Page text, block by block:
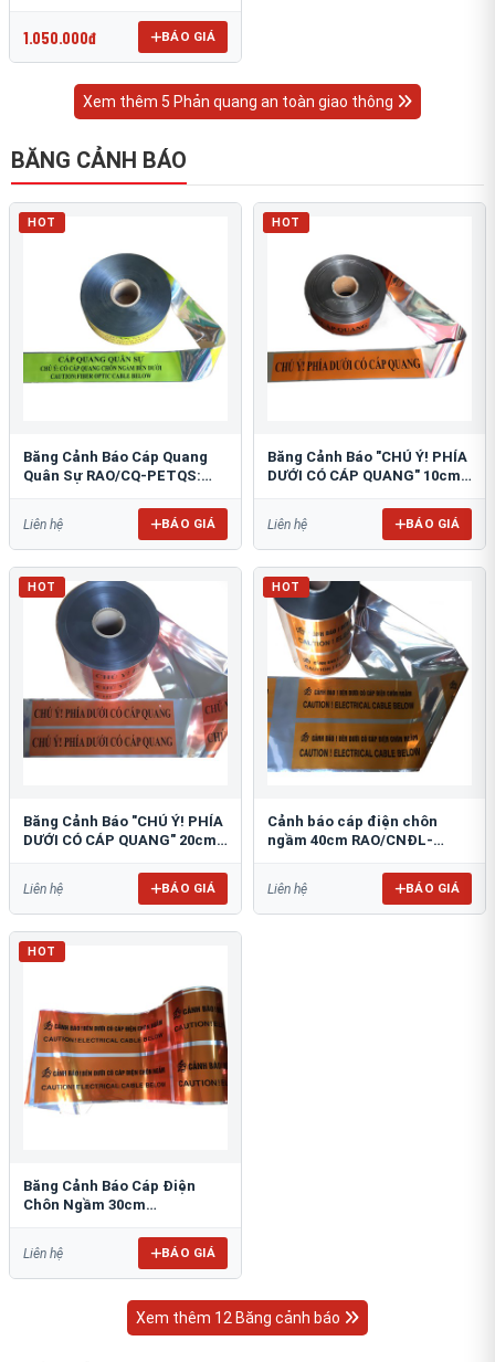
1.050.000đ BÁO GIÁ
Xem thêm 5 Phản quang an toàn giao thông
BĂNG CẢNH BÁO
HOT
Băng Cảnh Báo Cáp Quang
Quân Sự RAO/CQ-PETQS:
Liên hệ BÁO GIÁ
HOT
Băng Cảnh Báo "CHÚ Ý! PHÍA
DƯỚI CÓ CÁP QUANG" 10cm:
Liên hệ BÁO GIÁ
HOT
Băng Cảnh Báo "CHÚ Ý! PHÍA
DƯỚI CÓ CÁP QUANG" 20cm
Liên hệ BÁO GIÁ
HOT
Cảnh báo cáp điện chôn
ngầm 40cm RAO/CNĐL-
Liên hệ BÁO GIÁ
HOT
Băng Cảnh Báo Cáp Điện
Chôn Ngầm 30cm
Liên hệ BÁO GIÁ
Xem thêm 12 Băng cảnh báo